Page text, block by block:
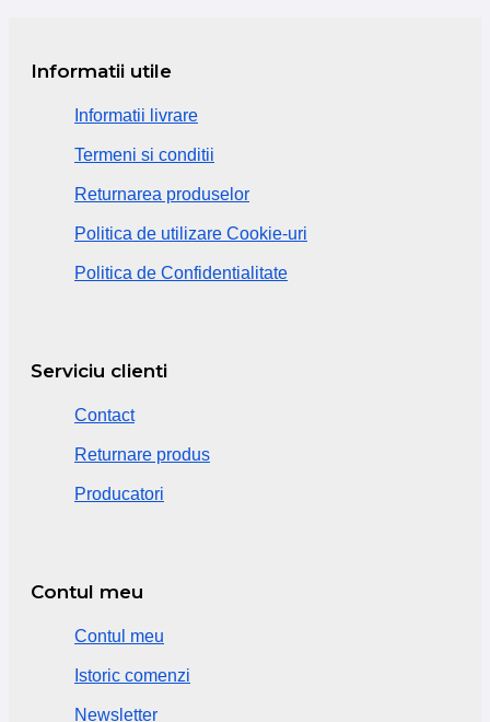
Informatii utile
Informatii livrare
Termeni si conditii
Returnarea produselor
Politica de utilizare Cookie-uri
Politica de Confidentialitate
Serviciu clienti
Contact
Returnare produs
Producatori
Contul meu
Contul meu
Istoric comenzi
Newsletter